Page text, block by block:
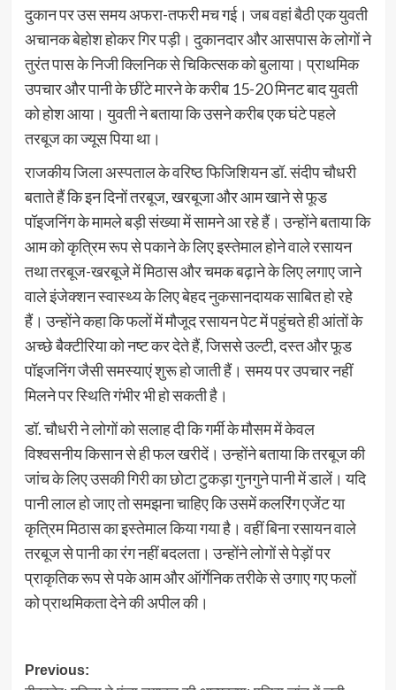
दुकान पर उस समय अफरा-तफरी मच गई। जब वहां बैठी एक युवती
अचानक बेहोश होकर गिर पड़ी। दुकानदार और आसपास के लोगों ने
तुरंत पास के निजी क्लिनिक से चिकित्सक को बुलाया। प्राथमिक
उपचार और पानी के छींटे मारने के करीब 15-20 मिनट बाद युवती
को होश आया। युवती ने बताया कि उसने करीब एक घंटे पहले
तरबूज का ज्यूस पिया था।
राजकीय जिला अस्पताल के वरिष्ठ फिजिशियन डॉ. संदीप चौधरी
बताते हैं कि इन दिनों तरबूज, खरबूजा और आम खाने से फूड
पॉइजनिंग के मामले बड़ी संख्या में सामने आ रहे हैं। उन्होंने बताया कि
आम को कृत्रिम रूप से पकाने के लिए इस्तेमाल होने वाले रसायन
तथा तरबूज-खरबूजे में मिठास और चमक बढ़ाने के लिए लगाए जाने
वाले इंजेक्शन स्वास्थ्य के लिए बेहद नुकसानदायक साबित हो रहे
हैं। उन्होंने कहा कि फलों में मौजूद रसायन पेट में पहुंचते ही आंतों के
अच्छे बैक्टीरिया को नष्ट कर देते हैं, जिससे उल्टी, दस्त और फूड
पॉइजनिंग जैसी समस्याएं शुरू हो जाती हैं। समय पर उपचार नहीं
मिलने पर स्थिति गंभीर भी हो सकती है।
डॉ. चौधरी ने लोगों को सलाह दी कि गर्मी के मौसम में केवल
विश्वसनीय किसान से ही फल खरीदें। उन्होंने बताया कि तरबूज की
जांच के लिए उसकी गिरी का छोटा टुकड़ा गुनगुने पानी में डालें। यदि
पानी लाल हो जाए तो समझना चाहिए कि उसमें कलरिंग एजेंट या
कृत्रिम मिठास का इस्तेमाल किया गया है। वहीं बिना रसायन वाले
तरबूज से पानी का रंग नहीं बदलता। उन्होंने लोगों से पेड़ों पर
प्राकृतिक रूप से पके आम और ऑर्गेनिक तरीके से उगाए गए फलों
को प्राथमिकता देने की अपील की।
Post
Previous: